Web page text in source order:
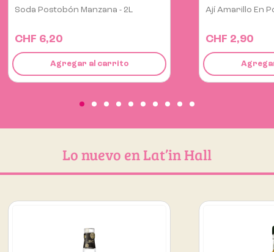
Ají Amarillo En Polvo Marca...
CHF 2,90
Agregar al carrito
Pulpa De
CHF 12,00
Lo nuevo en Lat’in Hall